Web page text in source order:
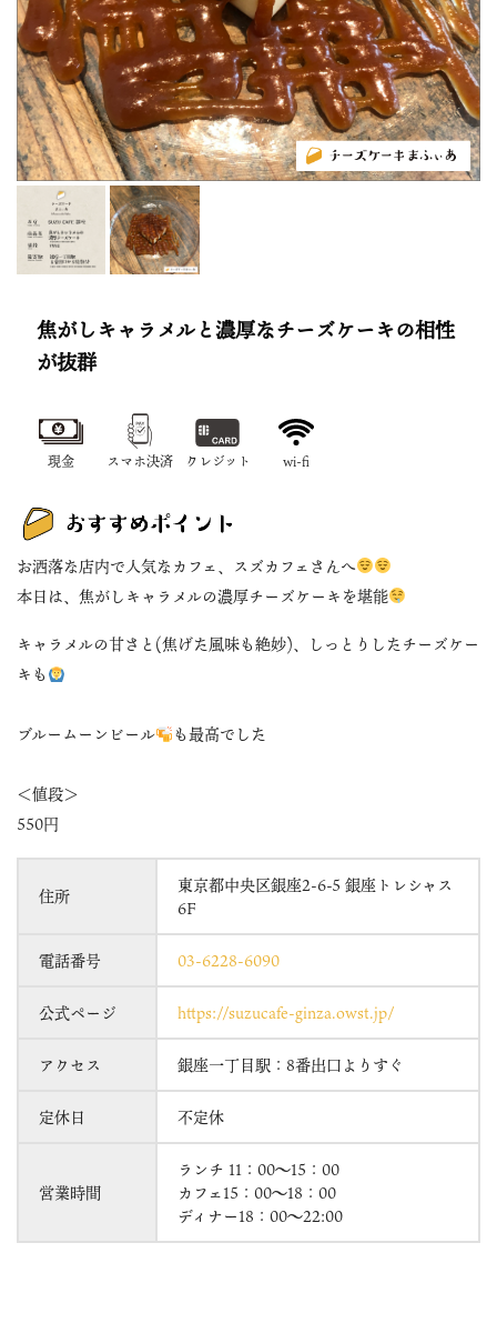
焦がしキャラメルと濃厚なチーズケーキの相性
が抜群
現金 スマホ決済 クレジット wi-fi
お洒落な店内で人気なカフェ、スズカフェさんへ
本日は、焦がしキャラメルの濃厚チーズケーキを堪能
キャラメルの甘さと(焦げた風味も絶妙)、しっとりしたチーズケー
キも
ブルームーンビール も最高でした
＜値段＞
550円
住所
東京都中央区銀座2-6-5 銀座トレシャス
6F
電話番号 03-6228-6090
公式ページ https://suzucafe-ginza.owst.jp/
アクセス 銀座一丁目駅：8番出口よりすぐ
定休日 不定休
営業時間
ランチ 11：00～15：00
カフェ15：00～18：00
ディナー18：00～22:00